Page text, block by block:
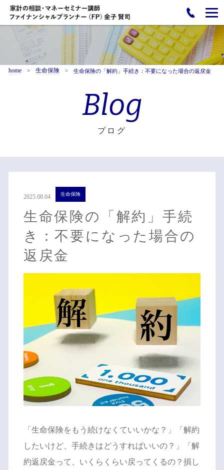
home 生命保険 生命保険の「解約」手続き：不要になった場合の返戻金
Blog
ブログ
2025.08.04 生命保険
生命保険の「解約」手続
き：不要になった場合の
返戻金
「生命保険をもう続けなくていいかな？」「解約
したいけど、手続きはどうすればいいの？」「解
約返戻金って、いくらくらい戻ってくるの？損し